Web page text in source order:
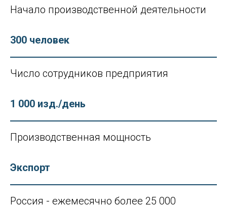
Начало производственной деятельности
300 человек
Число сотрудников предприятия
1 000 изд./день
Производственная мощность
Экспорт
Россия - ежемесячно более 25 000